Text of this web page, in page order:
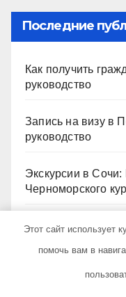
Последние
Как получить
руководство
Запись на визу в
руководство
Экскурсии в
Черноморского
Визы в Индию:
Туры в Шарджу из
культурное
Этот сайт использует
помочь вам в